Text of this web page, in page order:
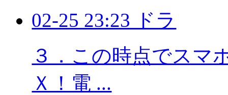
02-25 23:23 ドラ
３．この時点でスマ
Ｘ！電 ...